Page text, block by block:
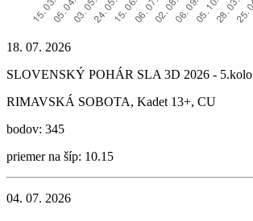
18. 07. 2026
SLOVENSKÝ POHÁR SLA 3D 2026 - 5.kolo
RIMAVSKÁ SOBOTA, Kadet 13+, CU
bodov: 345
priemer na šíp: 10.15
04. 07. 2026